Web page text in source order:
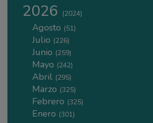
2026 (2024)
Agosto (51)
Julio (226)
Junio (259)
Mayo (242)
Abril (295)
Marzo (325)
Febrero (325)
Enero (301)